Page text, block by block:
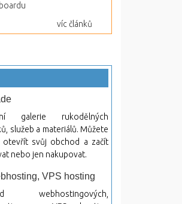
víc článků
galerie rukodělných
služeb a materiálů. Můžete
otevřít svůj obchod a začít
nebo jen nakupovat.
VPS hosting
webhostingových,